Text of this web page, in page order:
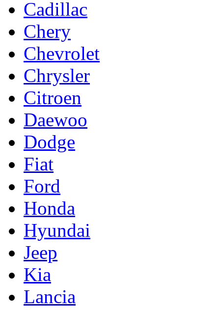
Cadillac
Chery
Chevrolet
Chrysler
Citroen
Daewoo
Dodge
Fiat
Ford
Honda
Hyundai
Jeep
Kia
Lancia